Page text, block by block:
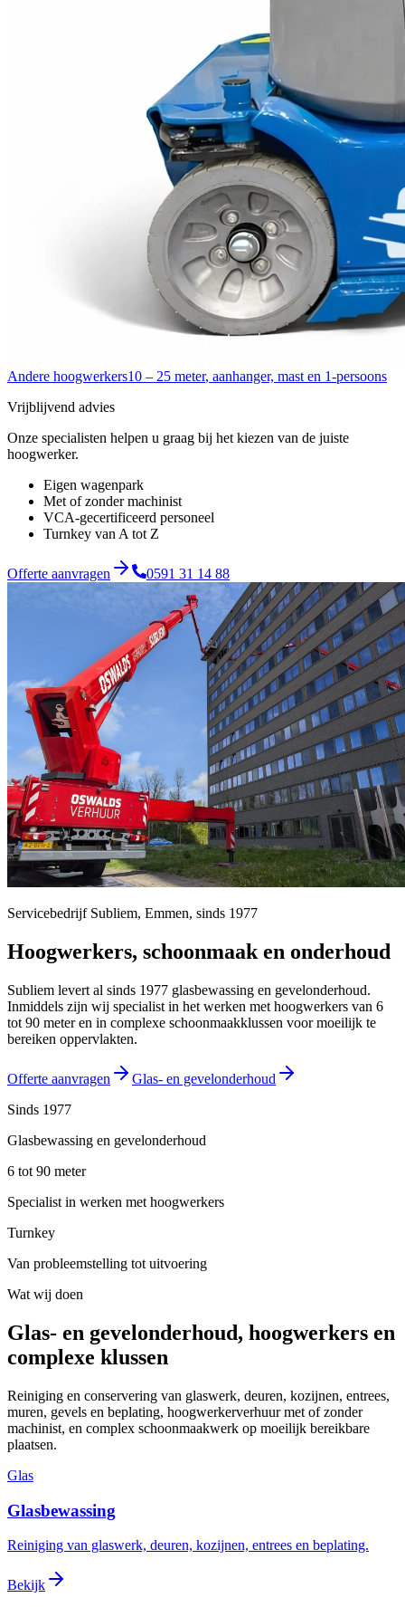
Andere hoogwerkers10 – 25 meter, aanhanger, mast en 1-persoons
Vrijblijvend advies
Onze specialisten helpen u graag bij het kiezen van de juiste
hoogwerker.
Eigen wagenpark
Met of zonder machinist
VCA-gecertificeerd personeel
Turnkey van A tot Z
Offerte aanvragen 0591 31 14 88
Servicebedrijf Subliem, Emmen, sinds 1977
Hoogwerkers, schoonmaak en onderhoud
Subliem levert al sinds 1977 glasbewassing en gevelonderhoud.
Inmiddels zijn wij specialist in het werken met hoogwerkers van 6
tot 90 meter en in complexe schoonmaakklussen voor moeilijk te
bereiken oppervlakten.
Offerte aanvragen
Glas- en gevelonderhoud
Sinds 1977
Glasbewassing en gevelonderhoud
6 tot 90 meter
Specialist in werken met hoogwerkers
Turnkey
Van probleemstelling tot uitvoering
Wat wij doen
Glas- en gevelonderhoud, hoogwerkers en
complexe klussen
Reiniging en conservering van glaswerk, deuren, kozijnen, entrees,
muren, gevels en beplating, hoogwerkerverhuur met of zonder
machinist, en complex schoonmaakwerk op moeilijk bereikbare
plaatsen.
Glas
Glasbewassing
Reiniging van glaswerk, deuren, kozijnen, entrees en beplating.
Bekijk